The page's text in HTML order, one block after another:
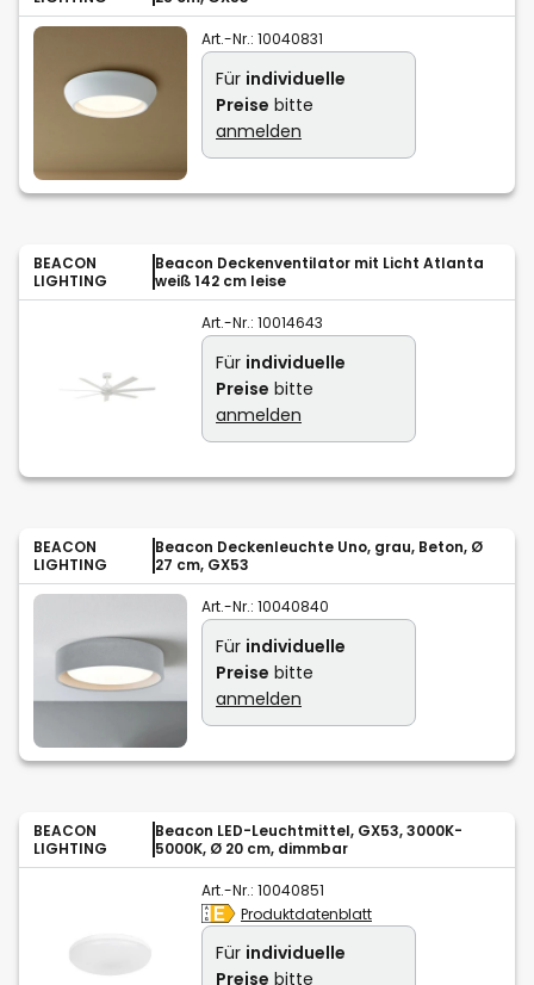
Art.-Nr.: 10040831
Für individuelle
Preise bitte
anmelden
BEACON
LIGHTING
Beacon Deckenventilator mit Licht Atlanta
weiß 142 cm leise
Art.-Nr.: 10014643
Für individuelle
Preise bitte
anmelden
BEACON
LIGHTING
Beacon Deckenleuchte Uno, grau, Beton, Ø
27 cm, GX53
Art.-Nr.: 10040840
Für individuelle
Preise bitte
anmelden
BEACON
LIGHTING
Beacon LED-Leuchtmittel, GX53, 3000K-
5000K, Ø 20 cm, dimmbar
Art.-Nr.: 10040851
Produktdatenblatt
Für individuelle
Preise bitte